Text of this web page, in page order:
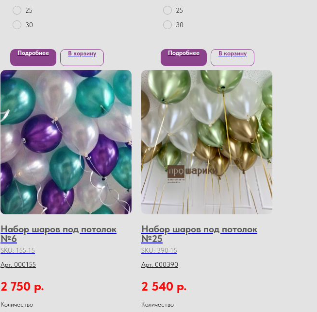
25
30
Подробнее В корзину
25
30
Подробнее В корзину
Набор шаров под потолок
№6
SKU: 155-15
Арт. 000155
2 750 р.
Количество
Набор шаров под потолок
№25
SKU: 390-15
Арт. 000390
2 540 р.
Количество